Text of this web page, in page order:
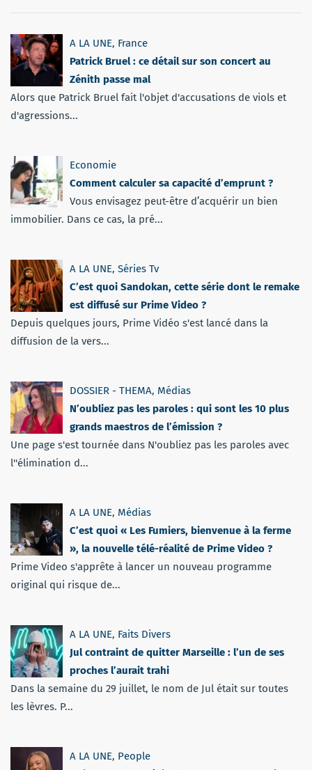
A LA UNE, France
Patrick Bruel : ce détail sur son concert au
Zénith passe mal
Alors que Patrick Bruel fait l'objet d'accusations de viols et
d'agressions...
Economie
Comment calculer sa capacité d’emprunt ?
Vous envisagez peut-être d’acquérir un bien
immobilier. Dans ce cas, la pré...
A LA UNE, Séries Tv
C’est quoi Sandokan, cette série dont le remake
est diffusé sur Prime Video ?
Depuis quelques jours, Prime Vidéo s'est lancé dans la
diffusion de la vers...
DOSSIER - THEMA, Médias
N’oubliez pas les paroles : qui sont les 10 plus
grands maestros de l’émission ?
Une page s'est tournée dans N'oubliez pas les paroles avec
l''élimination d...
A LA UNE, Médias
C’est quoi « Les Fumiers, bienvenue à la ferme
», la nouvelle télé-réalité de Prime Video ?
Prime Video s'apprête à lancer un nouveau programme
original qui risque de...
A LA UNE, Faits Divers
Jul contraint de quitter Marseille : l’un de ses
proches l’aurait trahi
Dans la semaine du 29 juillet, le nom de Jul était sur toutes
les lèvres. P...
A LA UNE, People